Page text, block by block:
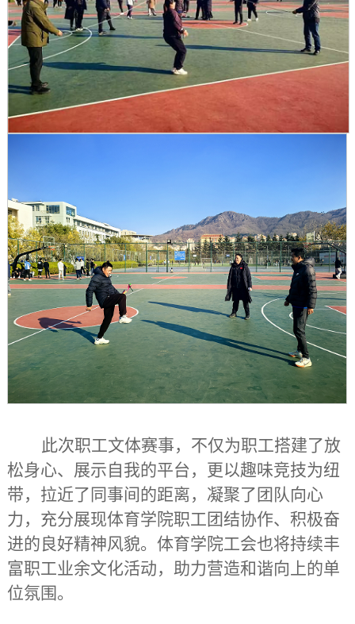
此次职工文体赛事，不仅为职工搭建了放
松身心、展示自我的平台，更以趣味竞技为纽
带，拉近了同事间的距离，凝聚了团队向心
力，充分展现体育学院职工团结协作、积极奋
进的良好精神风貌。体育学院工会也将持续丰
富职工业余文化活动，助力营造和谐向上的单
位氛围。